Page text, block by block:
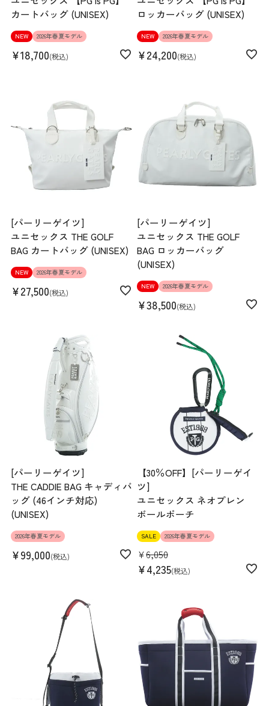
カートバッグ (UNISEX)
NEW 2026年春夏モデル
¥18,700 税込
ロッカーバッグ (UNISEX)
NEW 2026年春夏モデル
¥24,200 税込
[パーリーゲイツ]
ユニセックス THE GOLF
BAG カートバッグ (UNISEX)
NEW 2026年春夏モデル
¥27,500 税込
[パーリーゲイツ]
ユニセックス THE GOLF
BAG ロッカーバッグ
(UNISEX)
NEW 2026年春夏モデル
¥38,500 税込
[パーリーゲイツ]
THE CADDIE BAG キャディバ
ッグ (46インチ対応)
(UNISEX)
2026年春夏モデル
¥99,000 税込
【30％OFF】[パーリーゲイ
ツ]
ユニセックス ネオプレン
ボールポーチ
SALE 2026年春夏モデル
¥6,050
¥4,235 税込